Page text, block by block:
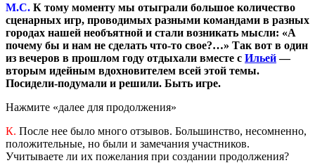
М.С. К тому моменту мы отыграли большое количество
сценарных игр, проводимых разными командами в разных
городах нашей необъятной и стали возникать мысли: «А
почему бы и нам не сделать что-то свое?…» Так вот в один
из вечеров в прошлом году отдыхали вместе с Ильей—
вторым идейным вдохновителем всей этой темы.
Посидели-подумали и решили. Быть игре.
Нажмите «далее для продолжения»
К. После нее было много отзывов. Большинство, несомненно,
положительные, но были и замечания участников.
Учитываете ли их пожелания при создании продолжения?